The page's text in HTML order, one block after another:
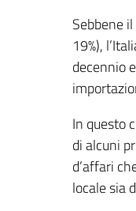
Sebbene
19%),
decennio
In questo
di alcuni
d’affari
locale sia